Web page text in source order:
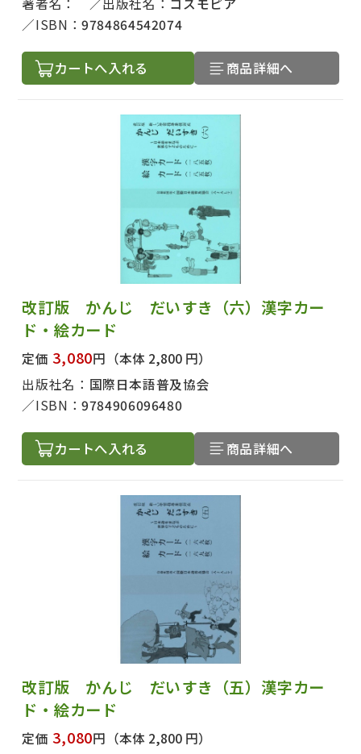
ISBN：9784864542074
カートへ入れる 商品詳細へ
改訂版 かんじ だいすき（六）漢字カー
ド・絵カード
定価 3,080円 （本体 2,800 円）
出版社名： 国際日本語普及協会
ISBN：9784906096480
カートへ入れる 商品詳細へ
改訂版 かんじ だいすき（五）漢字カー
ド・絵カード
定価 3,080円 （本体 2,800 円）